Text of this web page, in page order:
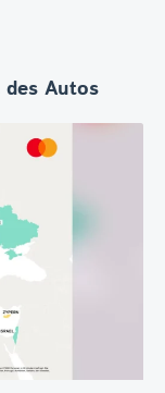
Autos